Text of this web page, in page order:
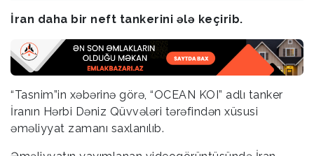
İran daha bir neft tankerini ələ keçirib.
“Tasnim”in xəbərinə görə, “OCEAN KOI” adlı tanker
İranın Hərbi Dəniz Qüvvələri tərəfindən xüsusi
əməliyyat zamanı saxlanılıb.